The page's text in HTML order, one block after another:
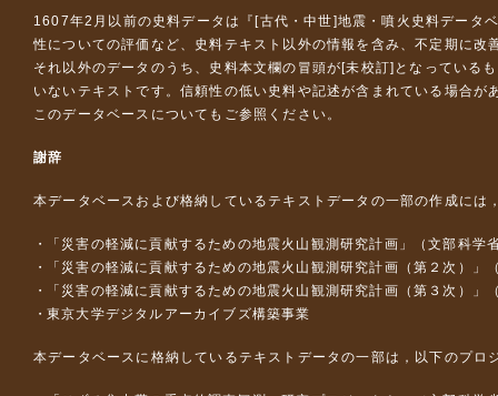
1607年2月以前の史料データは『 [古代・中世]地震・噴火史料データ
性についての評価など、史料テキスト以外の情報を含み、不定期に改
それ以外のデータのうち、史料本文欄の冒頭が[未校訂]となっている
いないテキストです。信頼性の低い史料や記述が含まれている場合が
このデータベースについて もご参照ください。
謝辞
本データベースおよび格納しているテキストデータの一部の作成には
「災害の軽減に貢献するための地震火山観測研究計画」（文部科学
「災害の軽減に貢献するための地震火山観測研究計画（第２次）」
「災害の軽減に貢献するための地震火山観測研究計画（第３次）」
東京大学デジタルアーカイブズ構築事業
本データベースに格納しているテキストデータの一部は，以下のプロ